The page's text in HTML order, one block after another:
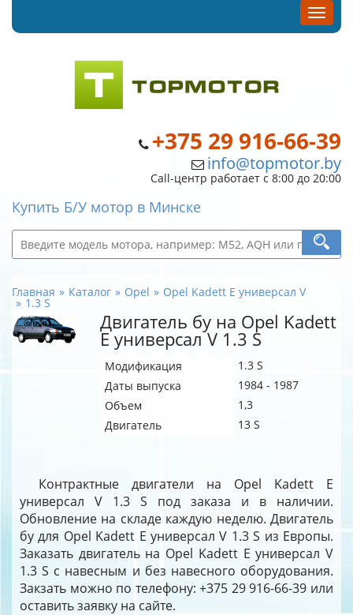
+375 29 916-66-39
info@topmotor.by
Call-центр работает с 8:00 до 20:00
Купить Б/У мотор в Минске
Главная Каталог Opel Opel Kadett E универсал V
1.3 S
Двигатель бу на Opel Kadett
E универсал V 1.3 S
Модификация
1.3 S
Даты выпуска
1984 - 1987
Объем
1,3
Двигатель
13 S
Контрактные двигатели на Opel Kadett E
универсал V 1.3 S под заказа и в наличии.
Обновление на складе каждую неделю. Двигатель
бу для Opel Kadett E универсал V 1.3 S из Европы.
Заказать двигатель на Opel Kadett E универсал V
1.3 S с навесным и без навесного оборудования.
Закзать можно по телефону: +375 29 916-66-39 или
оставить заявку на сайте.